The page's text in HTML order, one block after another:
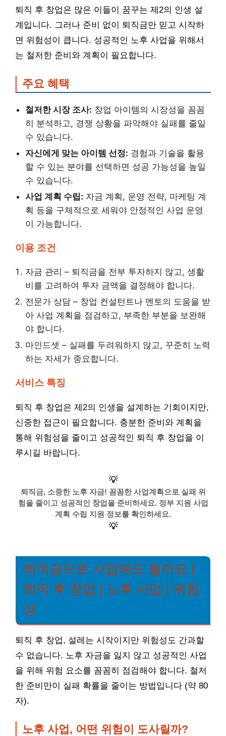
퇴직 후 창업은 많은 이들이 꿈꾸는 제2의 인생 설
계입니다. 그러나 준비 없이 퇴직금만 믿고 시작하
면 위험성이 큽니다. 성공적인 노후 사업을 위해서
는 철저한 준비와 계획이 필요합니다.
주요 혜택
철저한 시장 조사: 창업 아이템의 시장성을 꼼꼼
히 분석하고, 경쟁 상황을 파악해야 실패를 줄일
수 있습니다.
자신에게 맞는 아이템 선정: 경험과 기술을 활용
할 수 있는 분야를 선택하면 성공 가능성을 높일
수 있습니다.
사업 계획 수립: 자금 계획, 운영 전략, 마케팅 계
획 등을 구체적으로 세워야 안정적인 사업 운영
이 가능합니다.
이용 조건
자금 관리 – 퇴직금을 전부 투자하지 않고, 생활
비를 고려하여 투자 금액을 결정해야 합니다.
전문가 상담 – 창업 컨설턴트나 멘토의 도움을 받
아 사업 계획을 점검하고, 부족한 부분을 보완해
야 합니다.
마인드셋 – 실패를 두려워하지 않고, 꾸준히 노력
하는 자세가 중요합니다.
서비스 특징
퇴직 후 창업은 제2의 인생을 설계하는 기회이지만,
신중한 접근이 필요합니다. 충분한 준비와 계획을
통해 위험성을 줄이고 성공적인 퇴직 후 창업을 이
루시길 바랍니다.
💡
퇴직금, 소중한 노후 자금! 꼼꼼한 사업계획으로 실패 위
험을 줄이고 성공적인 창업을 준비하세요. 정부 지원 사업
계획 수립 지원 정보를 확인하세요.
💡
퇴직금으로 사업해도 될까요 |
퇴직 후 창업 | 노후 사업 | 위험
성
퇴직 후 창업, 설레는 시작이지만 위험성도 간과할
수 없습니다. 노후 자금을 잃지 않고 성공적인 사업
을 위해 위험 요소를 꼼꼼히 점검해야 합니다. 철저
한 준비만이 실패 확률을 줄이는 방법입니다 (약 80
자).
노후 사업, 어떤 위험이 도사릴까?